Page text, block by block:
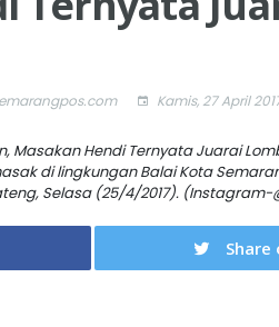
Kamis, 27 April
di lingkungan Balai Kota
Selasa (25/4/2017).